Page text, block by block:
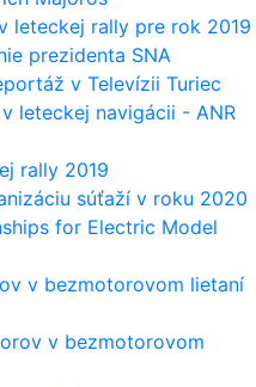
leteckej rally pre rok 2019
prezidenta SNA
v Televízii Turiec
leteckej navigácii - ANR
rally 2019
súťaží v roku 2020
for Electric Model
v bezmotorovom lietaní
v bezmotorovom